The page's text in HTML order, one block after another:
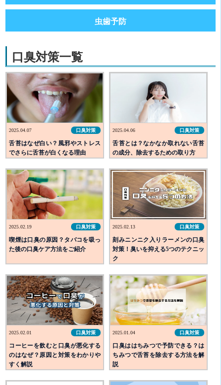
虫歯予防
口臭対策一覧
2025.04.07 口臭対策
舌苔はなぜ白い？風邪やストレス
でさらに舌苔が白くなる理由
2025.04.06 口臭対策
舌苔とは？なかなか取れない舌苔
の成分、除去するための取り方
2025.02.19 口臭対策
喫煙は口臭の原因？タバコを吸っ
た後の口臭ケア方法をご紹介
2025.02.13 口臭対策
刻みニンニク入りラーメンの口臭
対策！臭いを抑える5つのテクニッ
ク
2025.02.01 口臭対策
コーヒーを飲むと口臭が悪化する
のはなぜ？原因と対策をわかりや
すく解説
2025.01.04 口臭対策
口臭ははちみつで予防できる？は
ちみつで舌苔を除去する方法を解
説